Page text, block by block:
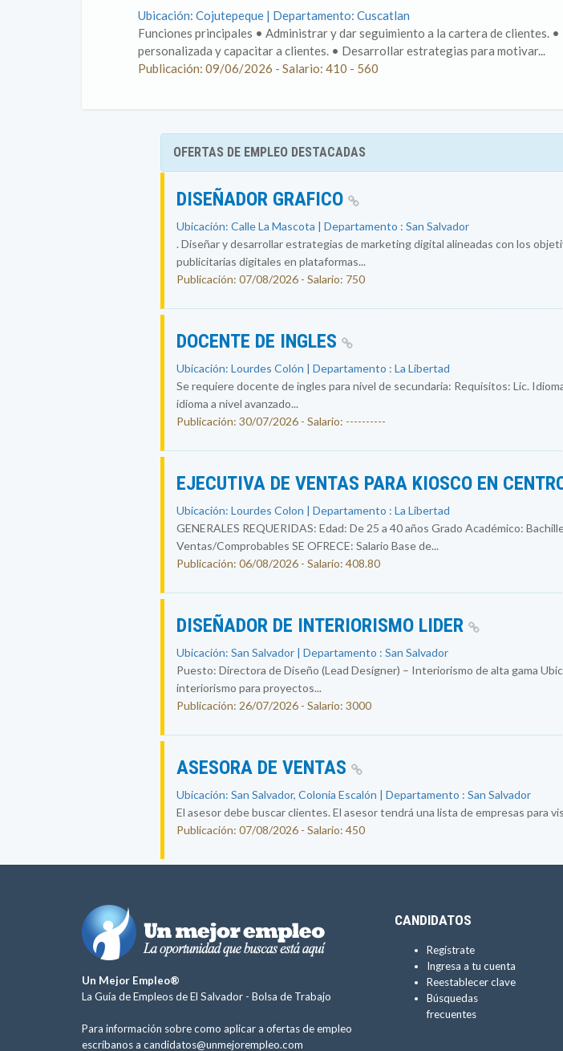
Ubicación: Cojutepeque | Departamento: Cuscatlan
Funciones principales • Administrar y dar seguimiento a la cartera de clientes.
personalizada y capacitar a clientes. • Desarrollar estrategias para motivar...
Publicación: 09/06/2026 - Salario: 410 - 560
OFERTAS DE EMPLEO DESTACADAS
DISEÑADOR GRAFICO
Ubicación: Calle La Mascota | Departamento : San Salvador
. Diseñar y desarrollar estrategias de marketing digital alineadas con los
publicitarias digitales en plataformas...
Publicación: 07/08/2026 - Salario: 750
DOCENTE DE INGLES
Ubicación: Lourdes Colón | Departamento : La Libertad
Se requiere docente de ingles para nivel de secundaria: Requisitos: Lic.
idioma a nivel avanzado...
Publicación: 30/07/2026 - Salario: ----------
EJECUTIVA DE VENTAS PARA KIOSCO EN
Ubicación: Lourdes Colon | Departamento : La Libertad
GENERALES REQUERIDAS: Edad: De 25 a 40 años Grado Académico:
Ventas/Comprobables SE OFRECE: Salario Base de...
Publicación: 06/08/2026 - Salario: 408.80
DISEÑADOR DE INTERIORISMO LIDER
Ubicación: San Salvador | Departamento : San Salvador
Puesto: Directora de Diseño (Lead Designer) – Interiorismo de alta gama
interiorismo para proyectos...
Publicación: 26/07/2026 - Salario: 3000
ASESORA DE VENTAS
Ubicación: San Salvador, Colonia Escalón | Departamento : San Salvador
El asesor debe buscar clientes. El asesor tendrá una lista de empresas para
Publicación: 07/08/2026 - Salario: 450
Un Mejor Empleo®
La Guía de Empleos de El Salvador - Bolsa de Trabajo
Para información sobre como aplicar a ofertas de empleo
escríbanos a candidatos@unmejorempleo.com
CANDIDATOS
Regístrate
Ingresa a tu cuenta
Reestablecer clave
Búsquedas
frecuentes